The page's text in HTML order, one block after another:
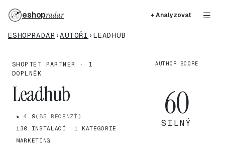
eshopradar + Analyzovat
ESHOPRADAR ›AUTOŘI › LEADHUB
SHOPTET PARTNER · 1
DOPLNĚK
Leadhub
★ 4.9(85 RECENZÍ)
130 INSTALACÍ
1 KATEGORIE
MARKETING
AUTHOR SCORE
60
SILNÝ